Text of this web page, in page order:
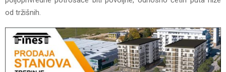
od tržišnih.